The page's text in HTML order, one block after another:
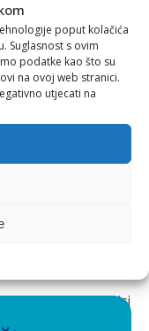
poput kolačića
Suglasnost s ovim
podatke kao što su
na ovoj web stranici.
utjecati na
prirodni dio
bez ikakvog
pravilno hidriraju
svakodnevici
i pronađite idealan